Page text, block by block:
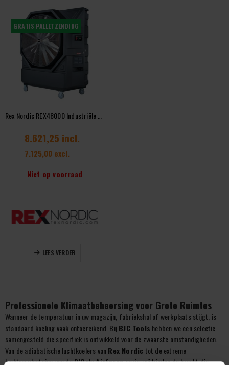
GRATIS PALLETZENDING
8.621,25 incl.
7.125,00 excl.
Niet op voorraad
LEES VERDER
Professionele Klimaatbeheersing voor Grote Ruimtes
Wanneer de temperatuur in uw magazijn, fabriekshal of werkplaats stijgt, is
standaard koeling vaak ontoereikend. BijBJC Tools hebben we een selectie
samengesteld die specifiek is ontwikkeld voor de zwaarste omstandigheden.
Van de adiabatische luchtkoelers vanRex Nordic tot de extreme
luchtverplaatsing van deD’Orly Airforce-serie, wij bieden de kracht die